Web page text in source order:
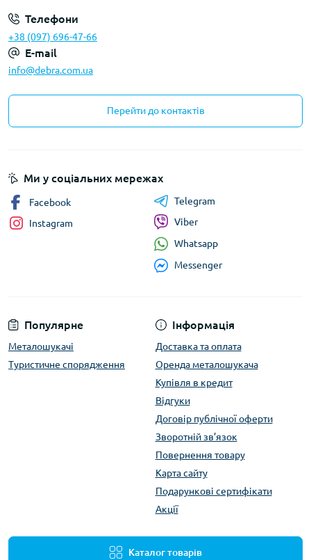
Телефони
+38 (097) 696-47-66
E-mail
info@debra.com.ua
Перейти до контактів
Популярне
Металошукачі
Туристичне спорядження
Інформація
Доставка та оплата
Оренда металошукача
Купівля в кредит
Відгуки
Договір публічної оферти
Зворотній зв’язок
Повернення товару
Карта сайту
Подарункові сертифікати
Акції
Каталог товарів
Ми у соціальних мережах
Facebook
Instagram
Telegram
Viber
Whatsapp
Messenger